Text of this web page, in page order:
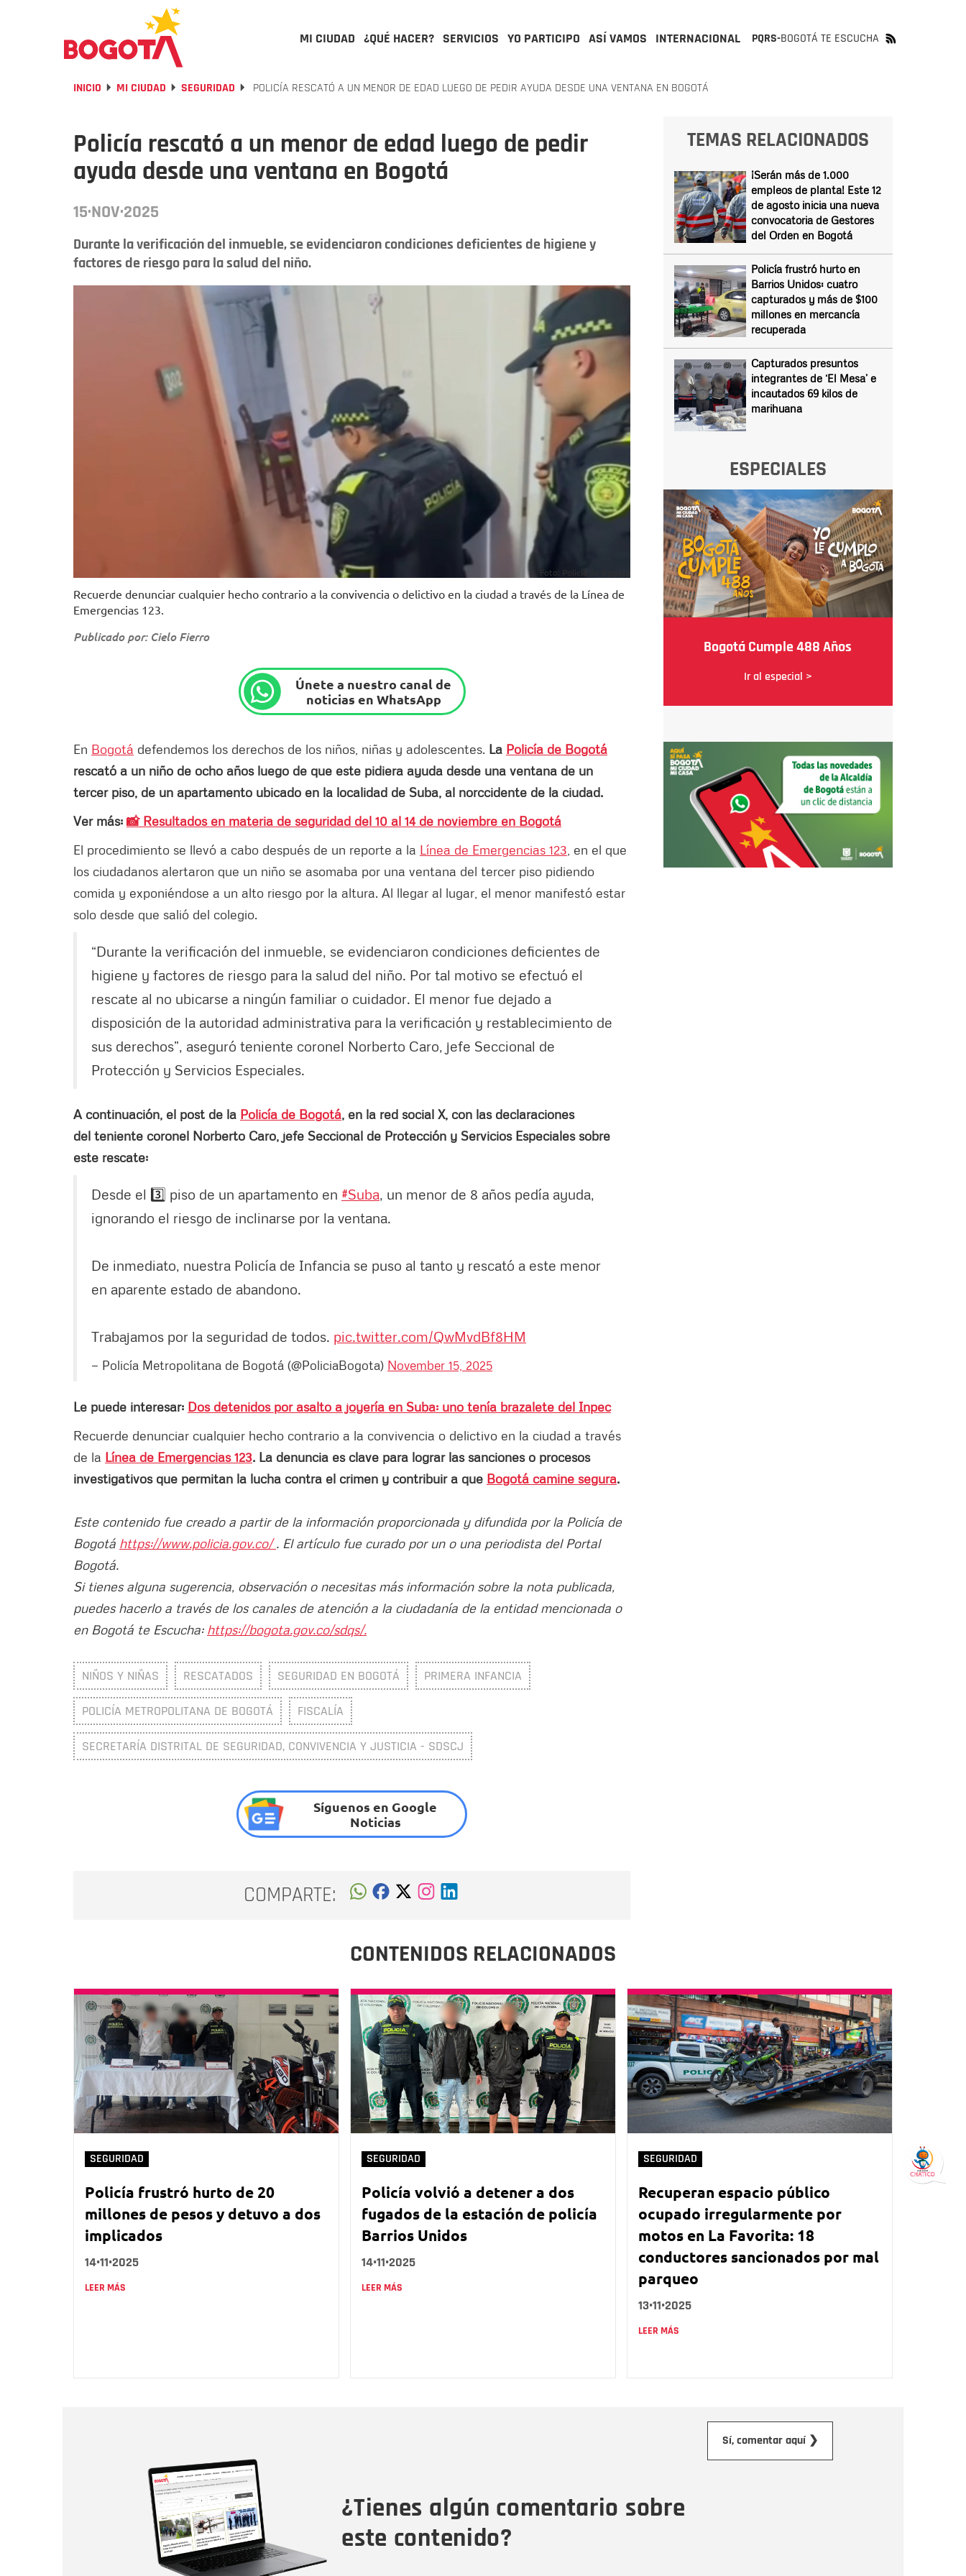
MI CIUDAD ¿QUÉ HACER? SERVICIOS YO PARTICIPO ASÍ VAMOS INTERNACIONAL PQRS-BOGOTÁ TE ESCUCHA
INICIO MI CIUDAD SEGURIDAD POLICÍA RESCATÓ A UN MENOR DE EDAD LUEGO DE PEDIR AYUDA DESDE UNA VENTANA EN BOGOTÁ
Policía rescató a un menor de edad luego de pedir
ayuda desde una ventana en Bogotá
15·NOV·2025
Durante la verificación del inmueble, se evidenciaron condiciones deficientes de higiene y
factores de riesgo para la salud del niño.
Foto: Policía de Bogotá
Recuerde denunciar cualquier hecho contrario a la convivencia o delictivo en la ciudad a través de la Línea de
Emergencias 123.
Publicado por: Cielo Fierro
Únete a nuestro canal de
noticias en WhatsApp
En Bogotá defendemos los derechos de los niños, niñas y adolescentes. La Policía de Bogotá
rescató a un niño de ocho años luego de que este pidiera ayuda desde una ventana de un
tercer piso, de un apartamento ubicado en la localidad de Suba, al norccidente de la ciudad.
Ver más: 📸 Resultados en materia de seguridad del 10 al 14 de noviembre en Bogotá
El procedimiento se llevó a cabo después de un reporte a la Línea de Emergencias 123 , en el que
los ciudadanos alertaron que un niño se asomaba por una ventana del tercer piso pidiendo
comida y exponiéndose a un alto riesgo por la altura. Al llegar al lugar, el menor manifestó estar
solo desde que salió del colegio.
“Durante la verificación del inmueble, se evidenciaron condiciones deficientes de
higiene y factores de riesgo para la salud del niño. Por tal motivo se efectuó el
rescate al no ubicarse a ningún familiar o cuidador. El menor fue dejado a
disposición de la autoridad administrativa para la verificación y restablecimiento de
sus derechos”, aseguró teniente coronel Norberto Caro, jefe Seccional de
Protección y Servicios Especiales.
A continuación, el post de la Policía de Bogotá, en la red social X, con las declaraciones
del teniente coronel Norberto Caro, jefe Seccional de Protección y Servicios Especiales sobre
este rescate:
Desde el 3️⃣ piso de un apartamento en #Suba , un menor de 8 años pedía ayuda,
ignorando el riesgo de inclinarse por la ventana.
De inmediato, nuestra Policía de Infancia se puso al tanto y rescató a este menor
en aparente estado de abandono.
Trabajamos por la seguridad de todos. pic.twitter.com/QwMvdBf8HM
— Policía Metropolitana de Bogotá (@PoliciaBogota) November 15, 2025
Le puede interesar: Dos detenidos por asalto a joyería en Suba: uno tenía brazalete del Inpec
Recuerde denunciar cualquier hecho contrario a la convivencia o delictivo en la ciudad a través
de la Línea de Emergencias 123. La denuncia es clave para lograr las sanciones o procesos
investigativos que permitan la lucha contra el crimen y contribuir a que Bogotá camine segura.
Este contenido fue creado a partir de la información proporcionada y difundida por la Policía de
Bogotá https://www.policia.gov.co/. El artículo fue curado por un o una periodista del Portal
Bogotá.
Si tienes alguna sugerencia, observación o necesitas más información sobre la nota publicada,
puedes hacerlo a través de los canales de atención a la ciudadanía de la entidad mencionada o
en Bogotá te Escucha: https://bogota.gov.co/sdqs/.
NIÑOS Y NIÑAS RESCATADOS SEGURIDAD EN BOGOTÁ PRIMERA INFANCIA
POLICÍA METROPOLITANA DE BOGOTÁ FISCALÍA
SECRETARÍA DISTRITAL DE SEGURIDAD, CONVIVENCIA Y JUSTICIA - SDSCJ
Síguenos en Google
Noticias
COMPARTE:
TEMAS RELACIONADOS
¡Serán más de 1.000
empleos de planta! Este 12
de agosto inicia una nueva
convocatoria de Gestores
del Orden en Bogotá
Policía frustró hurto en
Barrios Unidos: cuatro
capturados y más de $100
millones en mercancía
recuperada
Capturados presuntos
integrantes de ‘El Mesa’ e
incautados 69 kilos de
marihuana
ESPECIALES
Bogotá Cumple 488 Años
Ir al especial >
CONTENIDOS RELACIONADOS
SEGURIDAD
Policía frustró hurto de 20
millones de pesos y detuvo a dos
implicados
14•11•2025
LEER MÁS
SEGURIDAD
Policía volvió a detener a dos
fugados de la estación de policía
Barrios Unidos
14•11•2025
LEER MÁS
SEGURIDAD
Recuperan espacio público
ocupado irregularmente por
motos en La Favorita: 18
conductores sancionados por mal
parqueo
13•11•2025
LEER MÁS
¿Tienes algún comentario sobre
este contenido?
Sí, comentar aquí ❯